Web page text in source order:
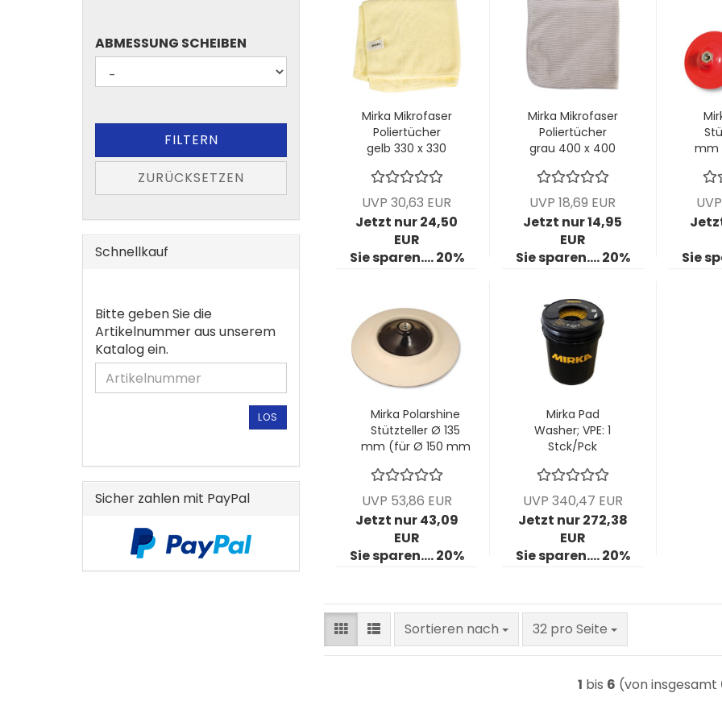
Mirka Mikrofaser
Poliertücher
gelb 330 x 330
Stck/Pck
UVP 30,63 EUR
Jetzt nur 24,50
EUR
Sie sparen.... 20%
Mirka Mikrofaser
Poliertücher
grau 400 x 400
Stck/Pck
UVP 18,69 EUR
Jetzt nur 14,95
EUR
Sie sparen.... 20%
mm
Sie
Mirka Polarshine
Stützteller Ø 135
mm (für Ø 150 mm
Schaumstoffpads);
VPE: 1 Stck/Pck
UVP 53,86 EUR
Jetzt nur 43,09
EUR
Sie sparen.... 20%
Mirka Pad
Washer; VPE: 1
Stck/Pck
UVP 340,47 EUR
Jetzt nur 272,38
EUR
Sie sparen.... 20%
Sortieren nach
Sortieren nach 32 pro Seite
pro Seite
1 bis 6 (von insgesamt
ABMESSUNG
SCHEIBEN
ABMESSUNG SCHEIBEN
FILTERN
ZURÜCKSETZEN
Schnellkauf
BITTE
GEBEN
SIE
DIE
ARTIKELNUMMER
Bitte geben Sie die
Artikelnummer aus unserem
Katalog ein.
LOS
Sicher zahlen mit PayPal